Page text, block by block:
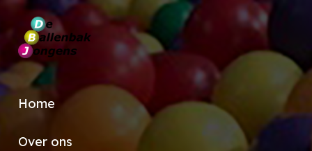
Home
Over ons